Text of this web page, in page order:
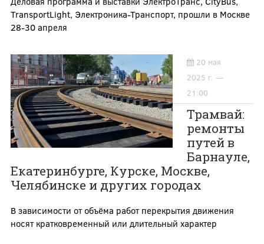
TransportLight, Электроника-Транспорт, прошли в Москве
28-30 апреля
20 мая
2025 г. —
21:00
Трамвай:
ремонты
путей в
Барнауле,
Екатеринбурге, Курске, Москве,
Челябинске и других городах
В зависимости от объёма работ перекрытия движения
носят кратковременный или длительный характер